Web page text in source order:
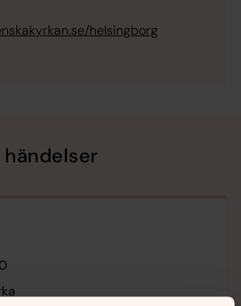
helsingborg
händelser